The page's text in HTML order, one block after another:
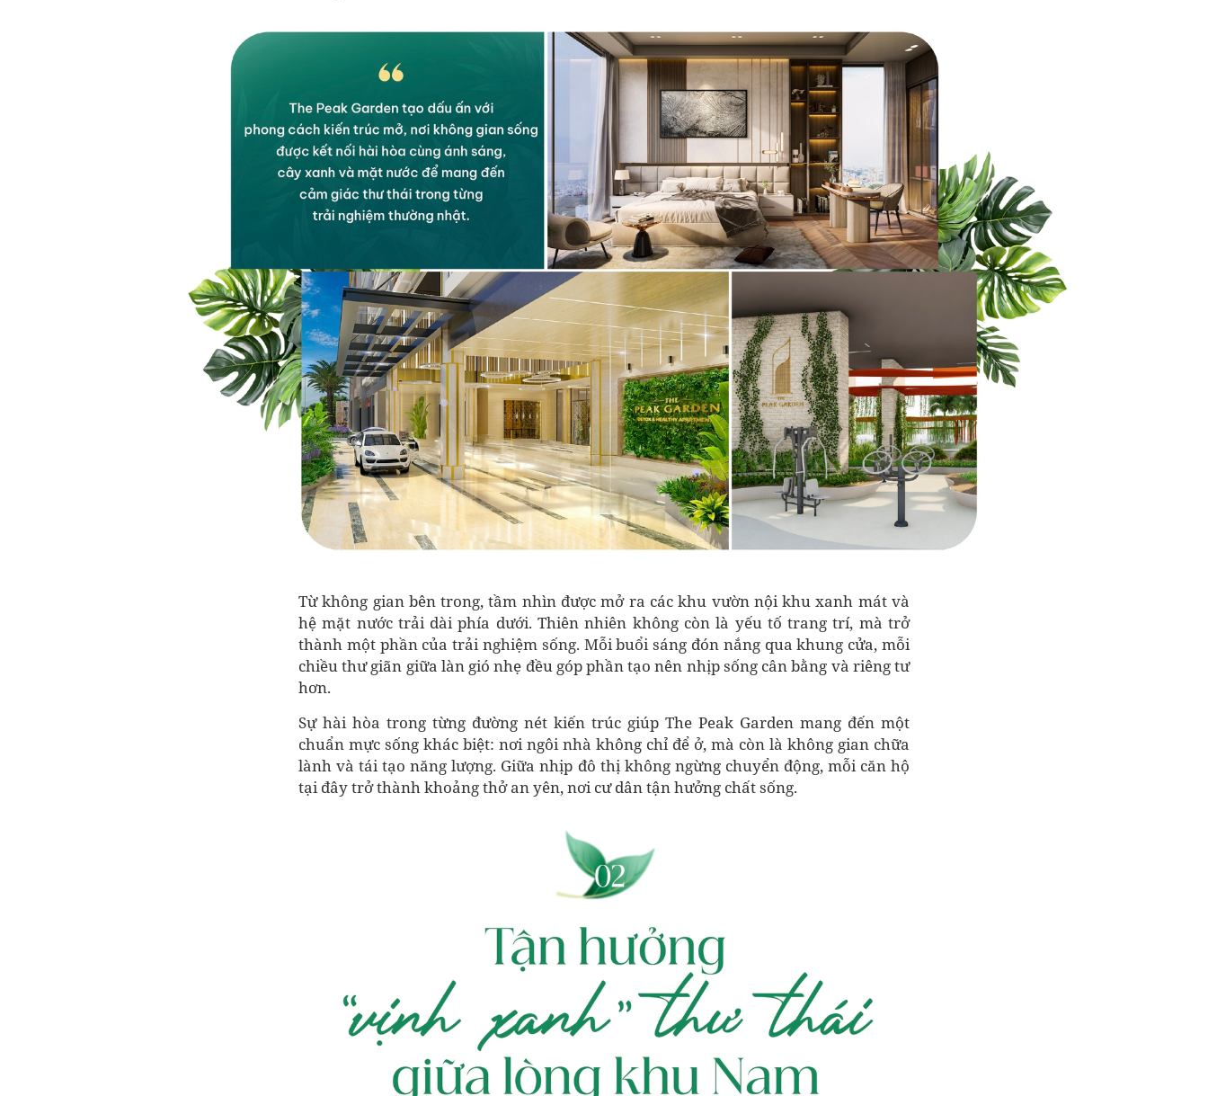
Từ không gian bên trong, tầm nhìn được mở ra các khu vườn nội khu xanh mát và
hệ mặt nước trải dài phía dưới. Thiên nhiên không còn là yếu tố trang trí, mà trở
thành một phần của trải nghiệm sống. Mỗi buổi sáng đón nắng qua khung cửa, mỗi
chiều thư giãn giữa làn gió nhẹ đều góp phần tạo nên nhịp sống cân bằng và riêng tư
hơn.
Sự hài hòa trong từng đường nét kiến trúc giúp The Peak Garden mang đến một
chuẩn mực sống khác biệt: nơi ngôi nhà không chỉ để ở, mà còn là không gian chữa
lành và tái tạo năng lượng. Giữa nhịp đô thị không ngừng chuyển động, mỗi căn hộ
tại đây trở thành khoảng thở an yên, nơi cư dân tận hưởng chất sống.